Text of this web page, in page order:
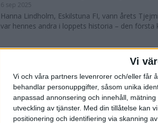
Vi
Vi och våra partners levenrorer och/eller får
behandlar personuppgifter, såsom unika
anpassad annonsering och innehåll,
utveckling av tjänster. Med din tillåtelse kan
positionering och identifiering via skanning
6 sep 2025
Hanna Lindholm, Eskilstuna FI, vann årets
var hennes andra i loppets historia – den första
Snabbaste segertiden på 12 år i
Stockholm Halvmaraton
30 aug 2025
Ett slutsålt och rekordstort adidas Stockholm
nästintill perfekt löparväder. 18 grader, mulet
var 19,866 löpare anmälda, varav 15,807 kom